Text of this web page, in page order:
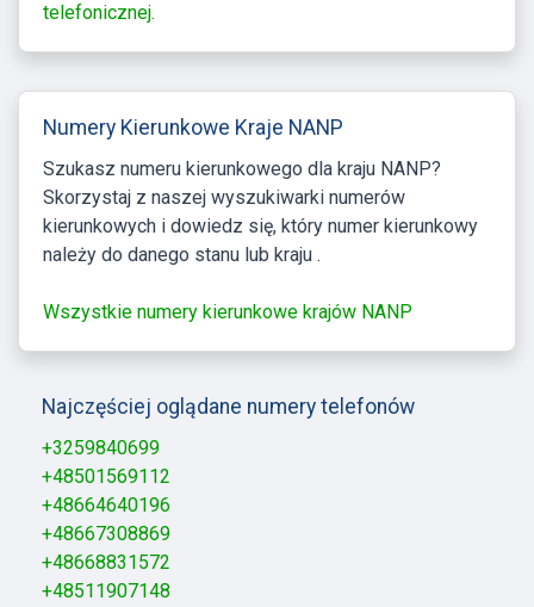
telefonicznej.
Numery Kierunkowe Kraje NANP
Szukasz numeru kierunkowego dla kraju NANP?
Skorzystaj z naszej wyszukiwarki numerów
kierunkowych i dowiedz się, który numer kierunkowy
należy do danego stanu lub kraju .
Wszystkie numery kierunkowe krajów NANP
Najczęściej oglądane numery telefonów
+3259840699
+48501569112
+48664640196
+48667308869
+48668831572
+48511907148